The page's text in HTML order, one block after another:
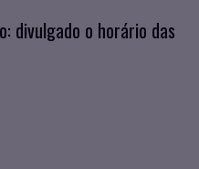
divulgado o horário das